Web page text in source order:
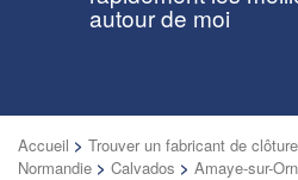
autour de moi
Accueil > Trouver un fabricant de
Normandie > Calvados > Amaye-sur-